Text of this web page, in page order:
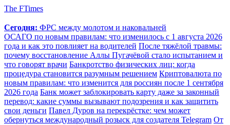
The FTimes
Сегодня: ФРС между молотом и наковальней
ОСАГО по новым правилам: что изменилось с 1 августа 2026
года и как это повлияет на водителей После тяжёлой травмы:
почему восстановление Аллы Пугачёвой стало испытанием и
что говорят врачи Банкротство физических лиц: когда
процедура становится разумным решением Криптовалюта по
новым правилам: что изменится для россиян после 1 сентября
2026 года Банк может заблокировать карту даже за законный
перевод: какие суммы вызывают подозрения и как защитить
свои деньги Павел Дуров на перекрёстке: чем может
обернуться международный розыск для создателя Telegram От